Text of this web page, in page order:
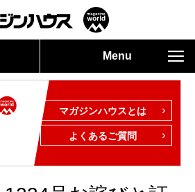
Menu
マガジンハウスとは
よくあるご質問